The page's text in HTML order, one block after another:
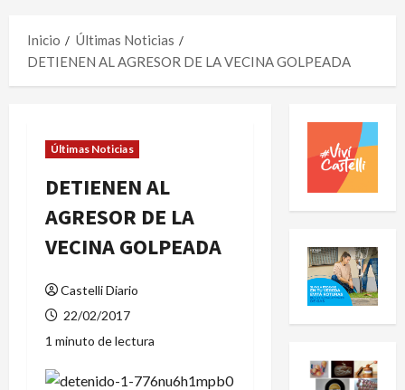
Inicio
Últimas Noticias
DETIENEN AL AGRESOR DE LA VECINA GOLPEADA
Últimas Noticias
DETIENEN AL
AGRESOR DE LA
VECINA GOLPEADA
Castelli Diario
22/02/2017
1 minuto de lectura